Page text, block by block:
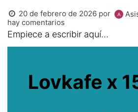
20 de febrero de 2026 por
hay comentarios
Empiece a escribir aquí...
Lovkafe x